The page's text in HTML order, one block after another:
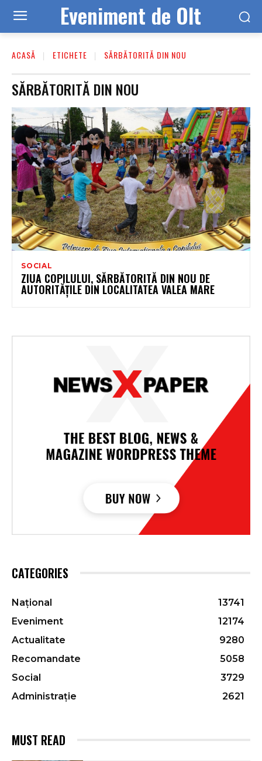
Eveniment de Olt
ACASĂ ETICHETE SĂRBĂTORITĂ DIN NOU
SĂRBĂTORITĂ DIN NOU
SOCIAL
ZIUA COPILULUI, SĂRBĂTORITĂ DIN NOU DE
AUTORITĂȚILE DIN LOCALITATEA VALEA MARE
CATEGORIES
Național
13741
Eveniment
12174
Actualitate
9280
Recomandate
5058
Social
3729
Administrație
2621
MUST READ